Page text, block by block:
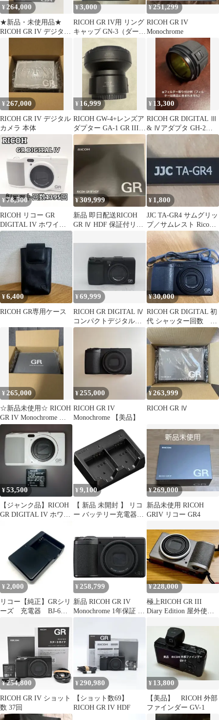
¥ 264,000
★新品・未使用品★
RICOH GR IV デジタル
¥3,000
RICOH GR IV用 リング
キャップ GN-3（ダーク
¥251,299
RICOH GR IV
Monochrome
¥ 267,000
RICOH GR IV デジタル
カメラ 本体
¥ 16,999
RICOH GW-4+レンズア
ダプター GA-1 GR III
GR IV
¥ 13,300
RICOH GR DIGITAL Ⅲ
& Ⅳアダプタ GH-2セ
ット【美品レア】
¥ 78,500
RICOH リコー GR
DIGITAL IV ホワイト
エディション
¥309,999
新品 即日配送RICOH
GR Ⅳ HDF 保証付リコ
¥ 1,800
JJC TA-GR4 サムグリッ
プ／サムレスト Ricoh
GR Ⅳ用 リコー
¥6,400
RICOH GR専用ケース
¥69,999
RICOH GR DIGITAL Ⅳ
コンパクトデジタルカ
メラ
¥30,000
RICOH GR DIGITAL 初
代 シャッター回数
2577回
¥265,000
☆新品未使用☆ RICOH
GR IV Monochrome 保
証書付
¥255,000
RICOH GR IV
Monochrome 【美品】
¥263,999
RICOH GR Ⅳ
¥53,500
【ジャンク品】RICOH
GR DIGITAL IV ホワイ
¥ 9,100
【 新品 未開封 】 リコ
ー バッテリー充電器
¥269,000
新品未使用 RICOH
GRIV リコー GR4
¥ 2,000
リコー【純正】GRシリ
ーズ 充電器 BJ-6
¥ 258,799
新品 RICOH GR IV
Monochrome 1年保証 抽
¥228,000
極上RICOH GR III
Diary Edition 屋外使用
¥254,800
RICOH GR IV ショット
数 37回
¥290,980
【ショット数69】
RICOH GR IV HDF
¥ 13,800
【美品】 RICOH 外部
ファインダー GV-1